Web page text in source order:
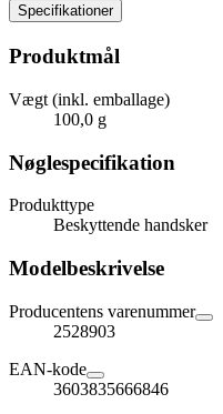
Specifikationer
Produktmål
Vægt (inkl. emballage)
100,0 g
Nøglespecifikation
Produkttype
Beskyttende handsker
Modelbeskrivelse
Producentens varenummer
2528903
EAN-kode
3603835666846